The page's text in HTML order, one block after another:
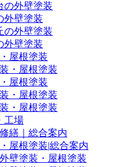
の外壁塗装
外壁塗装
の外壁塗装
外壁塗装
屋根塗装
・屋根塗装
屋根塗装
・屋根塗装
・屋根塗装
工場
繕｜総合案内
屋根塗装|総合案内
壁塗装・屋根塗装